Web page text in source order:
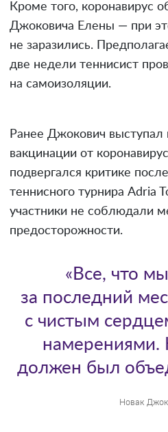
Кроме того, коронавирус
Джоковича Елены — при
не заразились.
две недели теннисист
на самоизоляции.
Ранее Джокович выступал
вакцинации от
подвергался критике
теннисного турнира Adria
участники не соблюдали
предосторожности.
Новак
«Все, что
за последний
с чистым
намерениями.
должен был